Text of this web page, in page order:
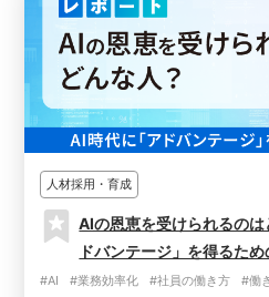
人材採用・育成
AIの恩恵を受けられるの
ドバンテージ」を得るため
#AI #業務効率化 #社員の働き方 #働